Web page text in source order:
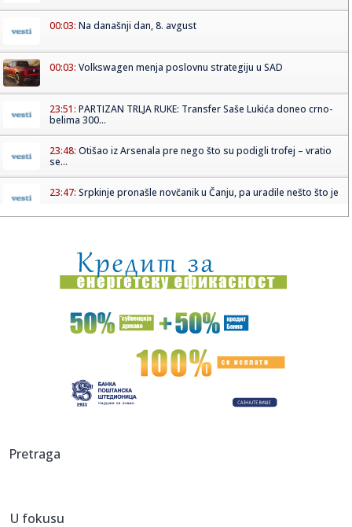
00:03: Na današnji dan, 8. avgust
00:03: Volkswagen menja poslovnu strategiju u SAD
23:51: PARTIZAN TRLJA RUKE: Transfer Saše Lukića doneo crno-
belima 300...
23:48: Otišao iz Arsenala pre nego što su podigli trofej – vratio
se...
23:47: Srpkinje pronašle novčanik u Čanju, pa uradile nešto što je
23:42:Kraj za Aleksandru i Anu: Eliminisane već na startu
23:35:"Nema lakih utakmica, ali mi smo Vojvodina"
Ribakina sigurna u Torontu
23:32:Brenin potez posle pada razbesneo javnost: Devojka joj
na ene...
Pretraga
U fokusu